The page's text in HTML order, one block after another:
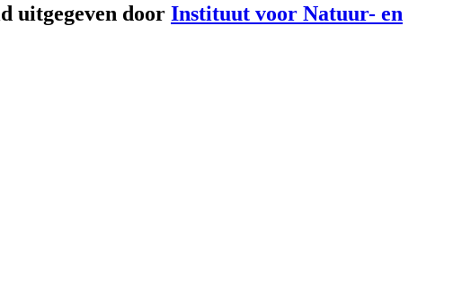
uitgegeven door Instituut voor Natuur- en